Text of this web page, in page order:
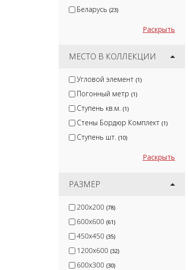
Беларусь (23)
Раскрыть
МЕСТО В КОЛЛЕКЦИИ
Угловой элемент (1)
Погонный метр (1)
Ступень кв.м. (1)
Стены Бордюр Комплект (1)
Ступень шт. (10)
Раскрыть
РАЗМЕР
200x200 (78)
600x600 (61)
450x450 (35)
1200x600 (32)
600x300 (30)